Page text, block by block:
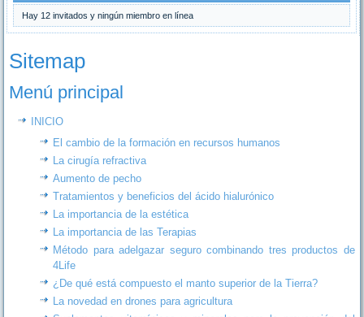
Hay 12 invitados y ningún miembro en línea
Sitemap
Menú principal
INICIO
El cambio de la formación en recursos humanos
La cirugía refractiva
Aumento de pecho
Tratamientos y beneficios del ácido hialurónico
La importancia de la estética
La importancia de las Terapias
Método para adelgazar seguro combinando tres productos de
4Life
¿De qué está compuesto el manto superior de la Tierra?
La novedad en drones para agricultura